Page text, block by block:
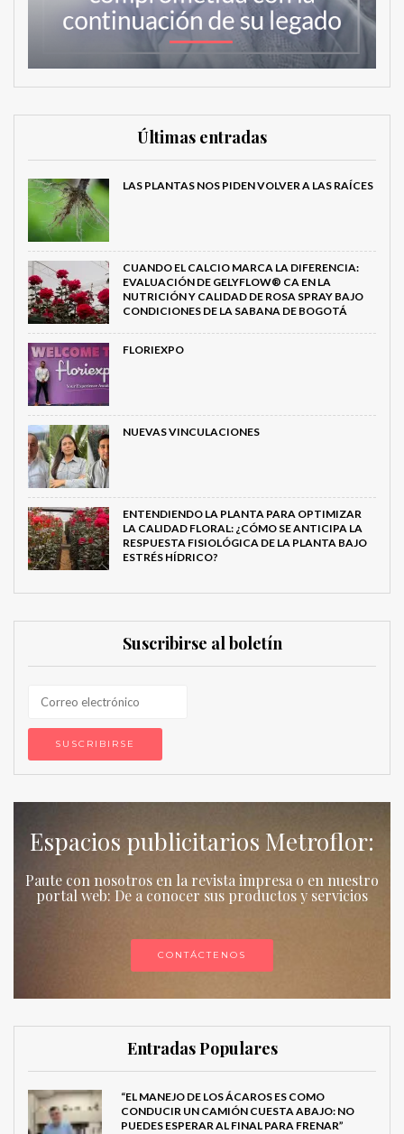
Últimas entradas
LAS PLANTAS NOS PIDEN VOLVER A LAS RAÍCES
CUANDO EL CALCIO MARCA LA DIFERENCIA:
EVALUACIÓN DE GELYFLOW® CA EN LA
NUTRICIÓN Y CALIDAD DE ROSA SPRAY BAJO
CONDICIONES DE LA SABANA DE BOGOTÁ
FLORIEXPO
NUEVAS VINCULACIONES
ENTENDIENDO LA PLANTA PARA OPTIMIZAR
LA CALIDAD FLORAL: ¿CÓMO SE ANTICIPA LA
RESPUESTA FISIOLÓGICA DE LA PLANTA BAJO
ESTRÉS HÍDRICO?
Suscribirse al boletín
Espacios publicitarios Metroflor:
Paute con nosotros en la revista impresa o en nuestro
portal web: De a conocer sus productos y servicios
CONTÁCTENOS
Entradas Populares
“EL MANEJO DE LOS ÁCAROS ES COMO
CONDUCIR UN CAMIÓN CUESTA ABAJO: NO
PUEDES ESPERAR AL FINAL PARA FRENAR”